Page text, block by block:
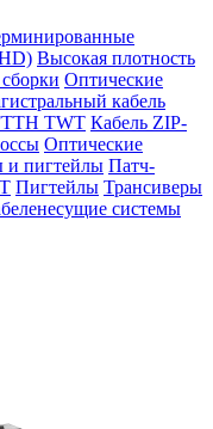
Высокая плотность
Оптические
кабель
TWT Кабель ZIP-
Оптические
пигтейлы Патч-
Пигтейлы Трансиверы
системы